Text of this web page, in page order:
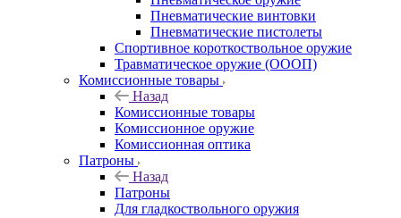
Пневматические винтовки
Пневматические пистолеты
Спортивное короткоствольное оружие
Травматическое оружие (ОООП)
Комиссионные товары
Назад
Комиссионные товары
Комиссионное оружие
Комиссионная оптика
Патроны
Назад
Патроны
Для гладкоствольного оружия